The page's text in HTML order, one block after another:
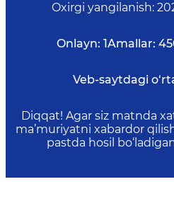
Oxirgi yangilanish:
Onlayn: 1Amallar:
Veb-saytdagi
Diqqat! Agar siz matnda
ma’muriyatni xabardor
pastda hosil